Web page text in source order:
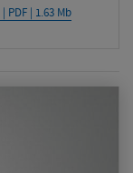
| PDF | 1.63 Mb